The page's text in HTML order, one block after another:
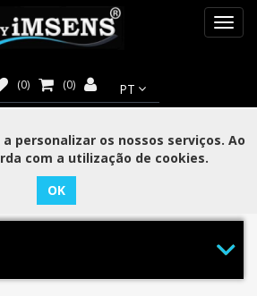
(0) (0)
personalizar os nossos serviços. Ao
com a utilização de cookies.